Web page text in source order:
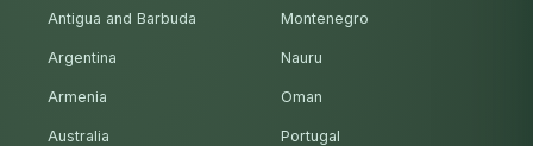
Antigua and Barbuda
Argentina
Armenia
Australia
Montenegro
Nauru
Oman
Portugal